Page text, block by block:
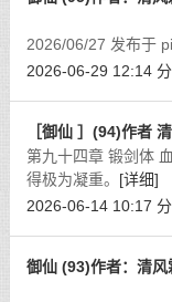
【御仙】
2026/06/27 发布于
2026-06-29 12:14 分
［御仙 ］(94)作者
第九十四章 锻剑体
得极为凝重。 [详细]
2026-06-14 10:17 分
御仙 (93)作者：清风
【御仙】